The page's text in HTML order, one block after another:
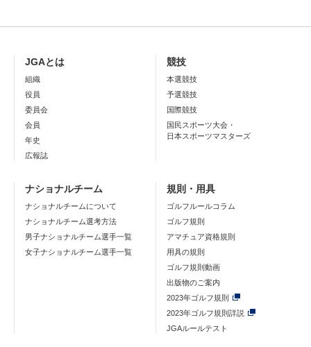
JGAとは
組織
役員
委員会
会員
年史
広報誌
競技
本選競技
予選競技
国際競技
国民スポーツ大会・
日本スポーツマスターズ
ナショナルチーム
ナショナルチームについて
ナショナルチーム選考方法
男子ナショナルチーム選手一覧
女子ナショナルチーム選手一覧
規則・用具
ゴルフルールコラム
ゴルフ規則
アマチュア資格規則
用具の規則
ゴルフ規則動画
出版物のご案内
2023年ゴルフ規則
2023年ゴルフ規則詳説
JGAルールテスト